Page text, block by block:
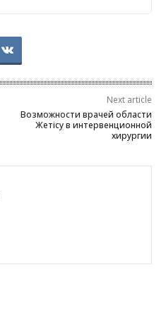
Next article
Возможности врачей области
Жетісу в интервенционной
хирургии